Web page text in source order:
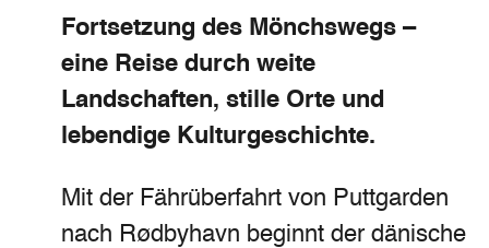
Fortsetzung des Mönchswegs –
eine Reise durch weite
Landschaften, stille Orte und
lebendige Kulturgeschichte.
Mit der Fährüberfahrt von Puttgarden
nach Rødbyhavn beginnt der dänische